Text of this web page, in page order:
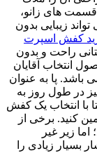
قسمت های زانو،
زیبایی بدون
کفش اسپرت
راحت و بدون
انتخاب آقایان
باشد. پا به عنوان
در طول روز به
با انتخاب یک کفش
کنید. برخی از
زیر غیر
بسیار زیادی را